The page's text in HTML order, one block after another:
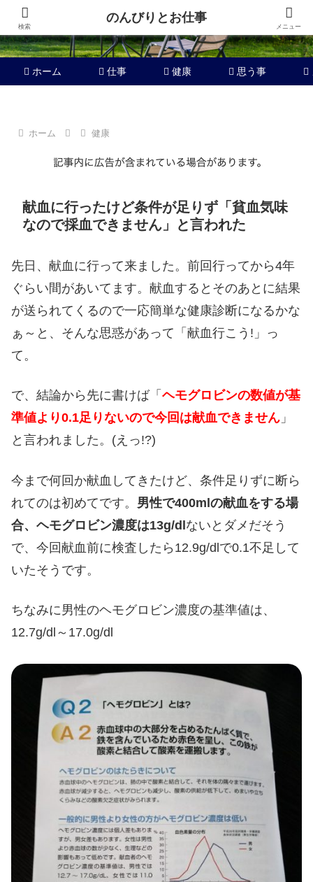
ホーム 仕事 健康 思う事
ホーム 健康
献血に行ったけど条件が足りず「貧血気味
なので採血できません」と言われた
先日、献血に行って来ました。前回行ってから4年
ぐらい間があいてます。献血するとそのあとに結果
が送られてくるので一応簡単な健康診断になるかな
ぁ～と、そんな思惑があって「献血行こう!」っ
て。
で、結論から先に書けば「 ヘモグロビンの数値が基
準値より0.1足りないので今回は献血できません 」
と言われました。(えっ!?)
今まで何回か献血してきたけど、条件足りずに断ら
れてのは初めてです。 男性で400mlの献血をする場
合、ヘモグロビン濃度は13g/dlないとダメだそう
で、今回献血前に検査したら12.9g/dlで0.1不足して
いたそうです。
ちなみに男性のヘモグロビン濃度の基準値は、
12.7g/dl～17.0g/dl
検索
のんびりとお仕事
メニュー